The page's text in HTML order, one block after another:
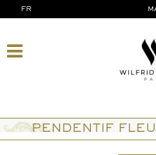
FR
PENDENTIF